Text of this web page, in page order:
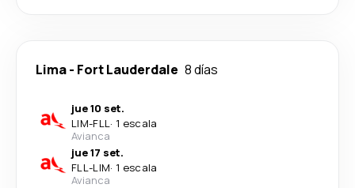
Lima- Fort Lauderdale 8 días
jue 10 set.
LIM-FLL· 1 escala
Avianca
jue 17 set.
FLL-LIM· 1 escala
Avianca